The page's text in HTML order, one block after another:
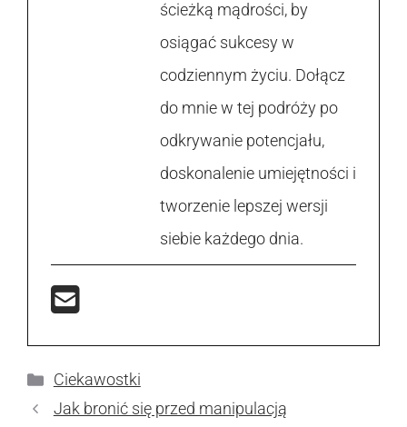
ścieżką mądrości, by
osiągać sukcesy w
codziennym życiu. Dołącz
do mnie w tej podróży po
odkrywanie potencjału,
doskonalenie umiejętności i
tworzenie lepszej wersji
siebie każdego dnia.
Kategorie
Ciekawostki
Jak bronić się przed manipulacją